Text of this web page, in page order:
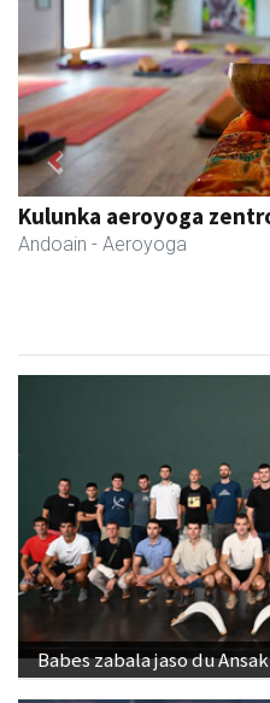
Zubimusu Ikastola
Zizurkil - Hezkuntza
Previous
Babes zabala jaso du Ansak